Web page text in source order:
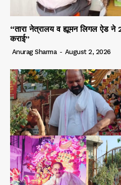
“तारा नेत्रालय व ह्यूमन लिगल ऐड
कराई”
Anurag Sharma - August 2, 2026